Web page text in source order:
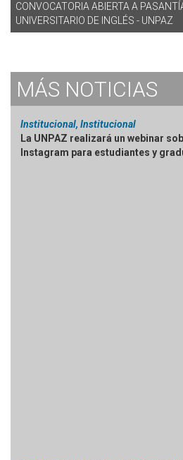
CONVOCATORIA ABIERTA A
UNIVERSITARIO DE INGLÉS - UNPAZ
MÁS NOTICIAS
Institucional, Institucional
La UNPAZ realizará un webinar
Instagram para estudiantes y